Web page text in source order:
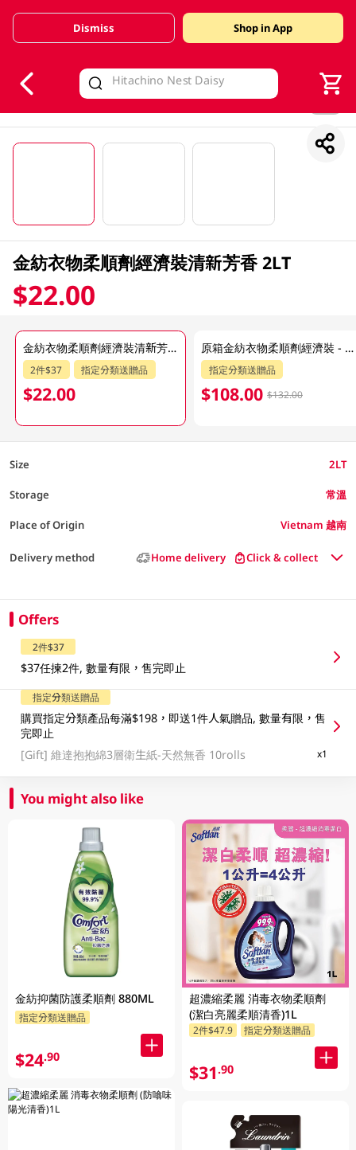
Valid Until 30 June 2026
Dismiss Shop in App
金紡衣物柔順劑經濟裝清新芳香 2LT
$22.00
金紡衣物柔順劑經濟裝清新芳香 2LT
2件$37 指定分類送贈品
$22.00
原箱金紡衣物柔順劑經濟裝 - 清新芳香 6 X 2L
指定分類送贈品
$108.00 $132.00
Size 2LT
Storage 常溫
Place of Origin Vietnam 越南
Delivery method Home delivery Click & collect
Offers
2件$37
$37任揀2件, 數量有限，售完即止
指定分類送贈品
購買指定分類產品每滿$198，即送1件人氣贈品, 數量有限，售
完即止
[Gift]維達抱抱綿3層衛生紙-天然無香 10rolls x1
You might also like
金紡抑菌防護柔順劑 880ML
指定分類送贈品
$24.90
超濃縮柔麗 消毒衣物柔順劑
(潔白亮麗柔順清香)1L
2件$47.9 指定分類送贈品
$31.90